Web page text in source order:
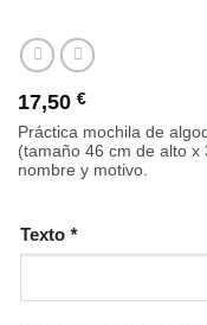
17,50 €
Práctica mochila de
(tamaño 46 cm de alto x
nombre y motivo.
Texto *